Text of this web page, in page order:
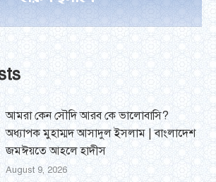
আমরা কেন সৌদি আরব কে ভালোবাসি?
অধ্যাপক মুহাম্মদ আসাদুল ইসলাম | বাংলাদেশ
জমঈয়তে আহলে হাদীস
August 9, 2026